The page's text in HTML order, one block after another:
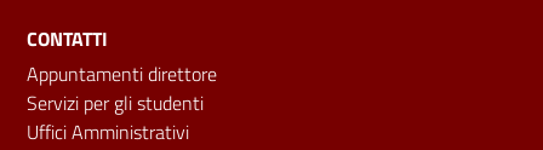
CONTATTI
Appuntamenti direttore
Servizi per gli studenti
Uffici Amministrativi